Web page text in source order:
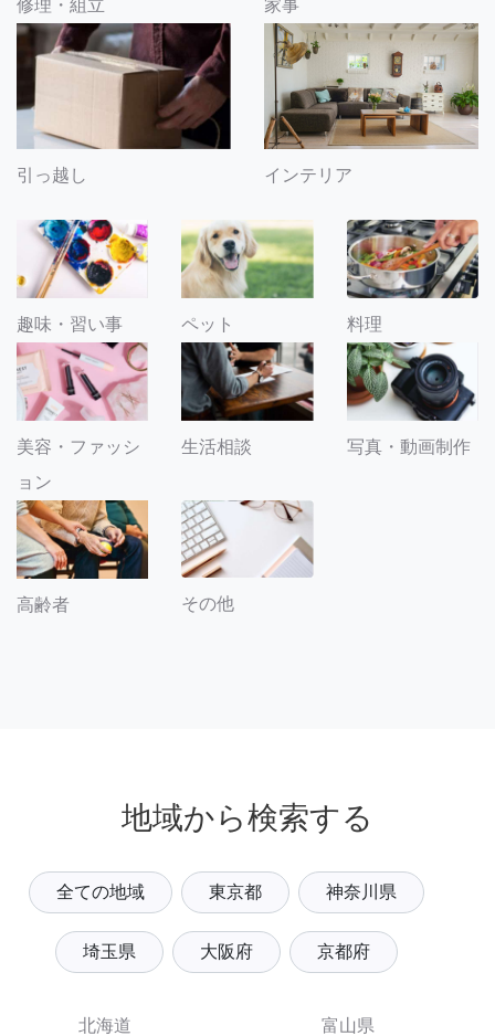
修理・組立 家事
引っ越し インテリア
趣味・習い事 ペット 料理
美容・ファッシ
ョン
生活相談 写真・動画制作
高齢者 その他
地域から検索する
全ての地域 東京都 神奈川県
埼玉県 大阪府 京都府
北海道
富山県